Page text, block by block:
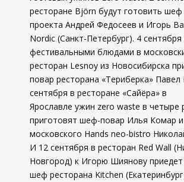
ресторане Björn будут готовить шеф
проекта Андрей Федосеев и Игорь
Nordic (Санкт-Петербург). 4
фестивальными блюдами в
ресторан Lesnoy из Новосибирска
повар ресторана «Териберка» Павел
сентября в ресторане «Сайёра» в
Ярославле ужин zero waste в четыре
приготовят шеф-повар Илья Комар
московского Hands neo-bistro
И 12 сентября в ресторан Red Wall
Новгород) к Игорю Шиянову приедет
шеф ресторана Kitchen